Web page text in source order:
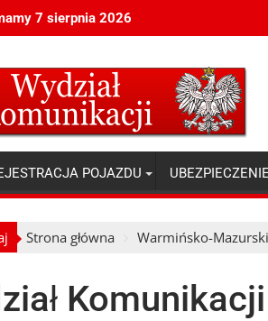
7 sierpnia 2026
POJAZDU
Strona główna Warmińsko-